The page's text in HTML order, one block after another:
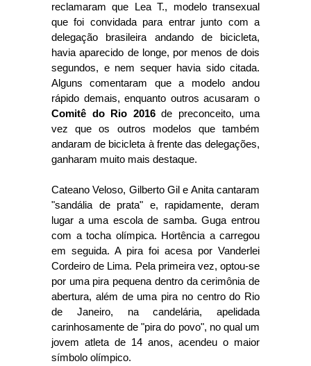
reclamaram que Lea T., modelo transexual
que foi convidada para entrar junto com a
delegação brasileira andando de bicicleta,
havia aparecido de longe, por menos de dois
segundos, e nem sequer havia sido citada.
Alguns comentaram que a modelo andou
rápido demais, enquanto outros acusaram o
Comitê do Rio 2016de preconceito, uma
vez que os outros modelos que também
andaram de bicicleta à frente das delegações,
ganharam muito mais destaque.
Cateano Veloso, Gilberto Gil e Anita cantaram
"sandália de prata" e, rapidamente, deram
lugar a uma escola de samba. Guga entrou
com a tocha olímpica. Hortência a carregou
em seguida. A pira foi acesa por Vanderlei
Cordeiro de Lima. Pela primeira vez, optou-se
por uma pira pequena dentro da cerimônia de
abertura, além de uma pira no centro do Rio
de Janeiro, na candelária, apelidada
carinhosamente de "pira do povo", no qual um
jovem atleta de 14 anos, acendeu o maior
símbolo olímpico.